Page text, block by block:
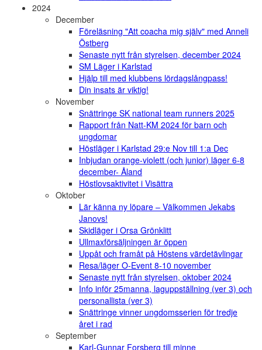
2024
December
Föreläsning "Att coacha mig själv" med Anneli
Östberg
Senaste nytt från styrelsen, december 2024
SM Läger i Karlstad
Hjälp till med klubbens lördagslångpass!
Din insats är viktig!
November
Snättringe SK national team runners 2025
Rapport från Natt-KM 2024 för barn och
ungdomar
Höstläger i Karlstad 29:e Nov till 1:a Dec
Inbjudan orange-violett (och junior) läger 6-8
december- Åland
Höstlovsaktivitet i Visättra
Oktober
Lär känna ny löpare – Välkommen Jekabs
Janovs!
Skidläger i Orsa Grönklitt
Ullmaxförsäljningen är öppen
Uppåt och framåt på Höstens värdetävlingar
Resa/läger O-Event 8-10 november
Senaste nytt från styrelsen, oktober 2024
Info inför 25manna, laguppställning (ver 3) och
personallista (ver 3)
Snättringe vinner ungdomsserien för tredje
året i rad
September
Karl-Gunnar Forsberg till minne